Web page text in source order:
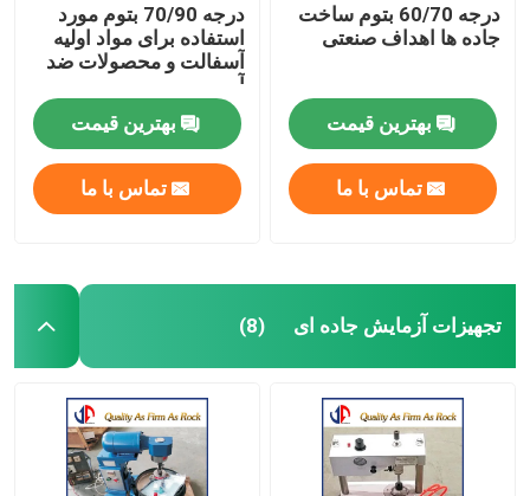
درجه 60/70 بتوم ساخت
جاده ها اهداف صنعتی
بهترین قیمت
تماس با ما
درجه 70/90 بتوم مورد
استفاده برای مواد اولیه
آسفالت و محصولات ضد
آب
بهترین قیمت
تماس با ما
تجهیزات آزمایش جاده ای (8)